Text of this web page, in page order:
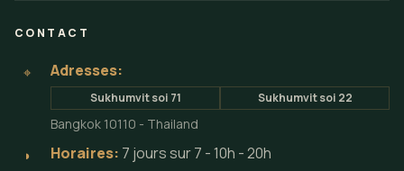
CONTACT
⌖ Adresses:
Sukhumvit soi 71 Sukhumvit soi 22
Bangkok 10110 - Thailand
◗ Horaires: 7 jours sur 7 - 10h - 20h